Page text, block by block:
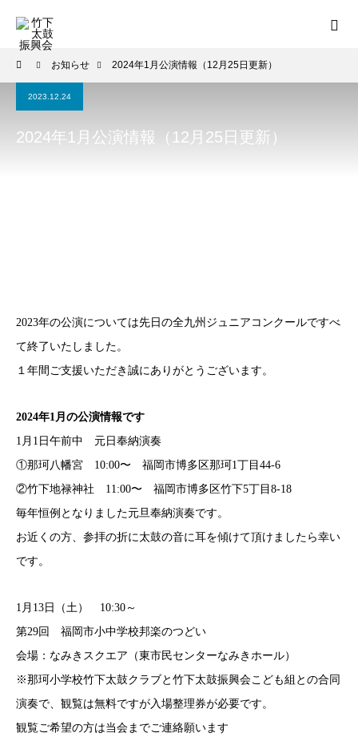
お知らせ 2024年1月公演情報（12月25日更新）
2023.12.24
2024年1月公演情報（12月25日更新）
2023年の公演については先日の全九州ジュニアコンクールですべ
て終了いたしました。
１年間ご支援いただき誠にありがとうございます。
2024年1月の公演情報です
1月1日午前中 元日奉納演奏
①那珂八幡宮 10:00〜 福岡市博多区那珂1丁目44-6
②竹下地禄神社 11:00〜 福岡市博多区竹下5丁目8-18
毎年恒例となりました元旦奉納演奏です。
お近くの方、参拝の折に太鼓の音に耳を傾けて頂けましたら幸い
です。
1月13日（土） 10:30～
第29回 福岡市小中学校邦楽のつどい
会場： なみきスクエア（東市民センターなみきホール）
※那珂小学校竹下太鼓クラブと竹下太鼓振興会こども組との合同
演奏で、観覧は無料ですが入場整理券が必要です。
観覧ご希望の方は当会までご連絡願います